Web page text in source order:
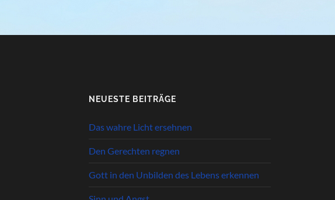
NEUESTE BEITRÄGE
Das wahre Licht ersehnen
Den Gerechten regnen
Gott in den Unbilden des Lebens erkennen